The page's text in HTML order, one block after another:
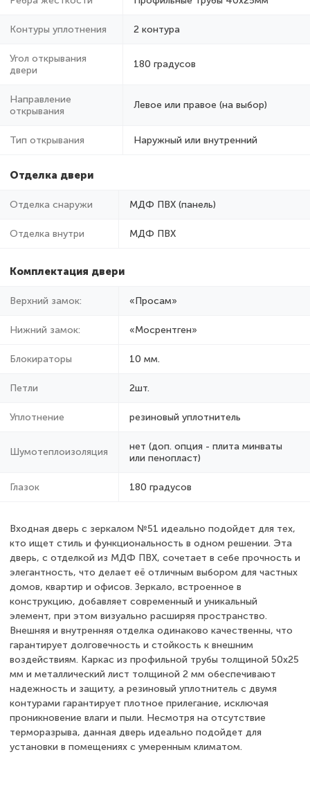
Контуры уплотнения 2 контура
Угол открывания
двери
180 градусов
Направление
открывания
Левое или правое (на выбор)
Тип открывания Наружный или внутренний
Отделка двери
Отделка снаружи МДФ ПВХ (панель)
Отделка внутри МДФ ПВХ
Комплектация двери
Верхний замок: «Просам»
Нижний замок: «Мосрентген»
Блокираторы 10 мм.
Петли 2шт.
Уплотнение резиновый уплотнитель
Шумотеплоизоляция
нет (доп. опция - плита минваты
или пенопласт)
Глазок 180 градусов
Входная дверь с зеркалом №51 идеально подойдет для тех,
кто ищет стиль и функциональность в одном решении. Эта
дверь, с отделкой из МДФ ПВХ, сочетает в себе прочность и
элегантность, что делает её отличным выбором для частных
домов, квартир и офисов. Зеркало, встроенное в
конструкцию, добавляет современный и уникальный
элемент, при этом визуально расширяя пространство.
Внешняя и внутренняя отделка одинаково качественны, что
гарантирует долговечность и стойкость к внешним
воздействиям. Каркас из профильной трубы толщиной 50х25
мм и металлический лист толщиной 2 мм обеспечивают
надежность и защиту, а резиновый уплотнитель с двумя
контурами гарантирует плотное прилегание, исключая
проникновение влаги и пыли. Несмотря на отсутствие
терморазрыва, данная дверь идеально подойдет для
установки в помещениях с умеренным климатом.